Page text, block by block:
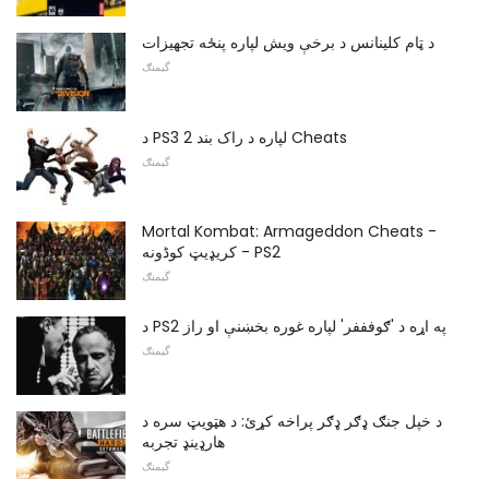
د ټام کلینانس د برخې ویش لپاره پنځه تجهیزات
گیمنګ
د PS3 لپاره د راک بند 2 Cheats
گیمنګ
Mortal Kombat: Armageddon Cheats -
کریډیټ کوڈونه - PS2
گیمنګ
د PS2 په اړه د 'ګوفففر' لپاره غوره بخښنې او راز
گیمنګ
د خپل جنګ ډګر ډګر پراخه کړئ: د هټویټ سره د
هارډینډ تجربه
گیمنګ